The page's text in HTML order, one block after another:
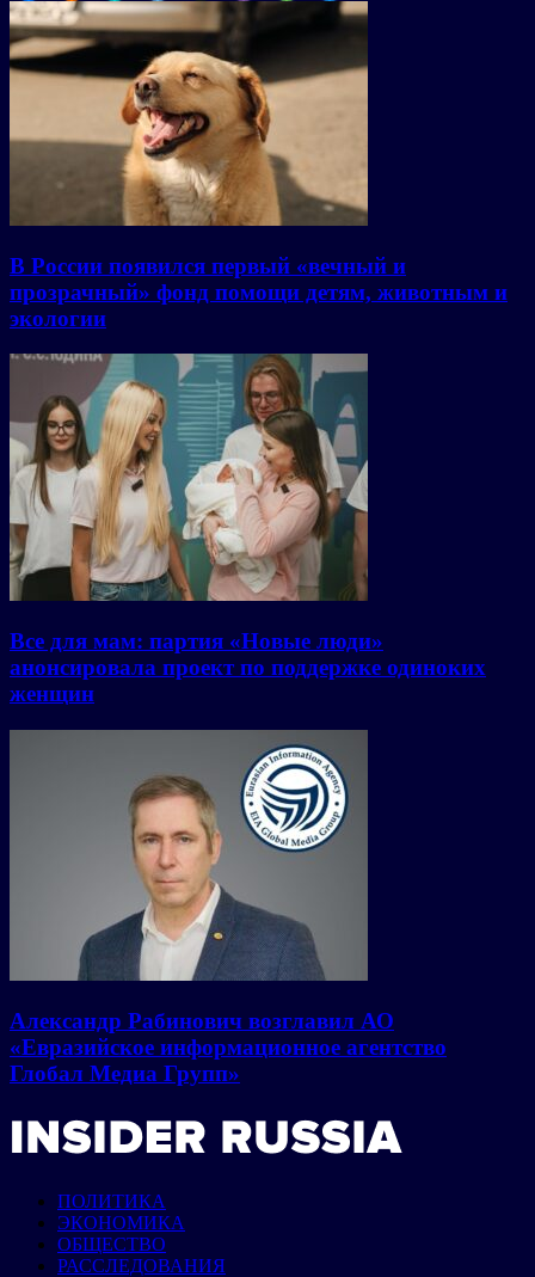
В России появился первый «вечный и
прозрачный» фонд помощи детям, животным и
экологии
Все для мам: партия «Новые люди»
анонсировала проект по поддержке одиноких
женщин
Александр Рабинович возглавил АО
«Евразийское информационное агентство
Глобал Медиа Групп»
ПОЛИТИКА
ЭКОНОМИКА
ОБЩЕСТВО
РАССЛЕДОВАНИЯ